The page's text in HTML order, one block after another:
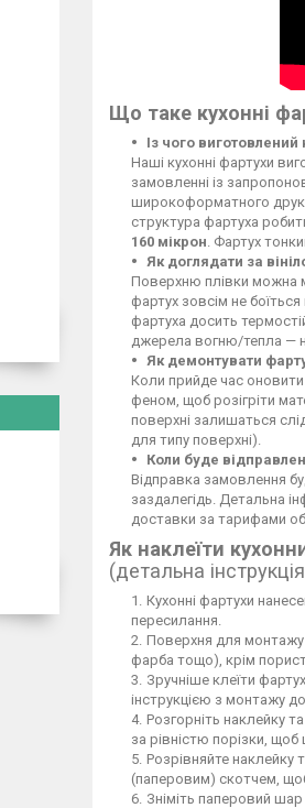
Що таке кухонні
Із чого
Наші кухонні фартухи
замовленні із
широкоформатного
структура фартуха
160 мікрон . Фартух
Як доглядати за
Поверхню плівки можна
фартух зовсім не
фартуха досить
джерела вогню/тепла —
Як демонтувати
Коли прийде час
феном, щоб розігріти
поверхні залишаться
для типу поверхні).
Коли буде
Відправка замовлення
заздалегідь. Детальна
доставки за тарифами
Як наклеїти
(детальна
Кухонні фартухи
пересилання.
Поверхня для монтажу
фарба тощо), крім
Зручніше клеїти
інструкцією з монтажу
Розгорніть наклейку
за рівністю порізки,
Розрівняйте
(паперовим) скотчем,
Зніміть паперовий